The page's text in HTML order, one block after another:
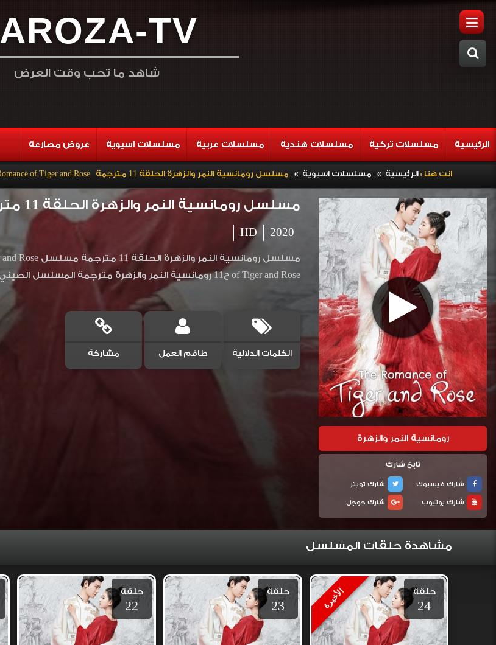
AROZA-TV
شاهد ما تحب وقت العرض
الرئيسية مسلسلات تركية مسلسلات هندية مسلسلات عربية مسلسلات اسيوية عروض مصارعة
انت هنا :الرئيسية » مسلسلات اسيوية » مسلسل رومانسية النمر والزهرة الحلقة 11 مترجمة The Romance of Tiger and Rose ح11
رومانسية النمر والزهرة
تابع شارك
شارك فيسبوك
شارك تويتر
شارك يوتيوب
شارك جوجل
مسلسل رومانسية النمر والزهرة الحلقة 11 مترجمة The Romance of Tiger and Rose ح11
2020
HD
of Tiger and Rose ح11 رومانسية النمر والزهرة مترجمة المسلسل الصيني رومانسية النمر والزهرة حلقة 11 مترجم اسيا تي في دراما
الكلمات الدلالية طاقم العمل مشاركة
مشاهدة حلقات المسلسل
الأخيرة حلقة
24
حلقة
23
حلقة
22